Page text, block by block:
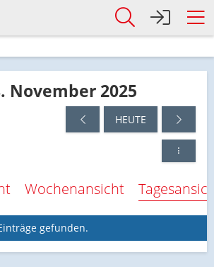
November 2025
HEUTE
Wochenansicht
gefunden.